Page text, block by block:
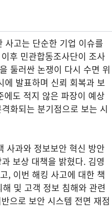
사고는 단순한 기업 이슈를
후 민관합동조사단이 조사
둘러싼 논쟁이 다시 수면 위
발표하며 신뢰 회복과 보
도 적지 않은 파장이 예상
화되는 분기점으로 보는 시
사과와 정보보안 혁신 방안
보상 대책을 밝혔다. 김영
, 이번 해킹 사고에 대한 책
및 고객 정보 침해와 관련
으로 보안 시스템 전면 재점